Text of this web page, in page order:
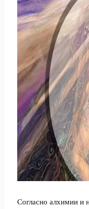
Согласно алхимии и